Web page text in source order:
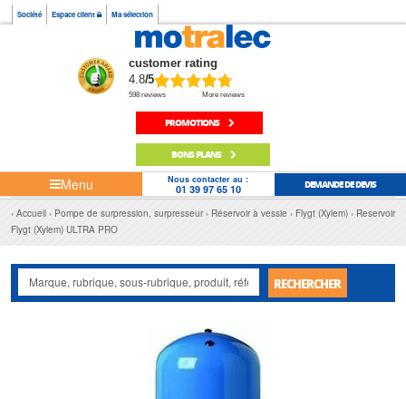
Société Espace client Ma sélection
customer rating
4.8/5
598 reviews More reviews
PROMOTIONS
BONS PLANS
Menu Nous contacter au :
01 39 97 65 10 DEMANDE DE DEVIS
Accueil Pompe de surpression, surpresseur Réservoir à vessie Flygt (Xylem)
Reservoir
Flygt (Xylem) ULTRA PRO
RECHERCHER